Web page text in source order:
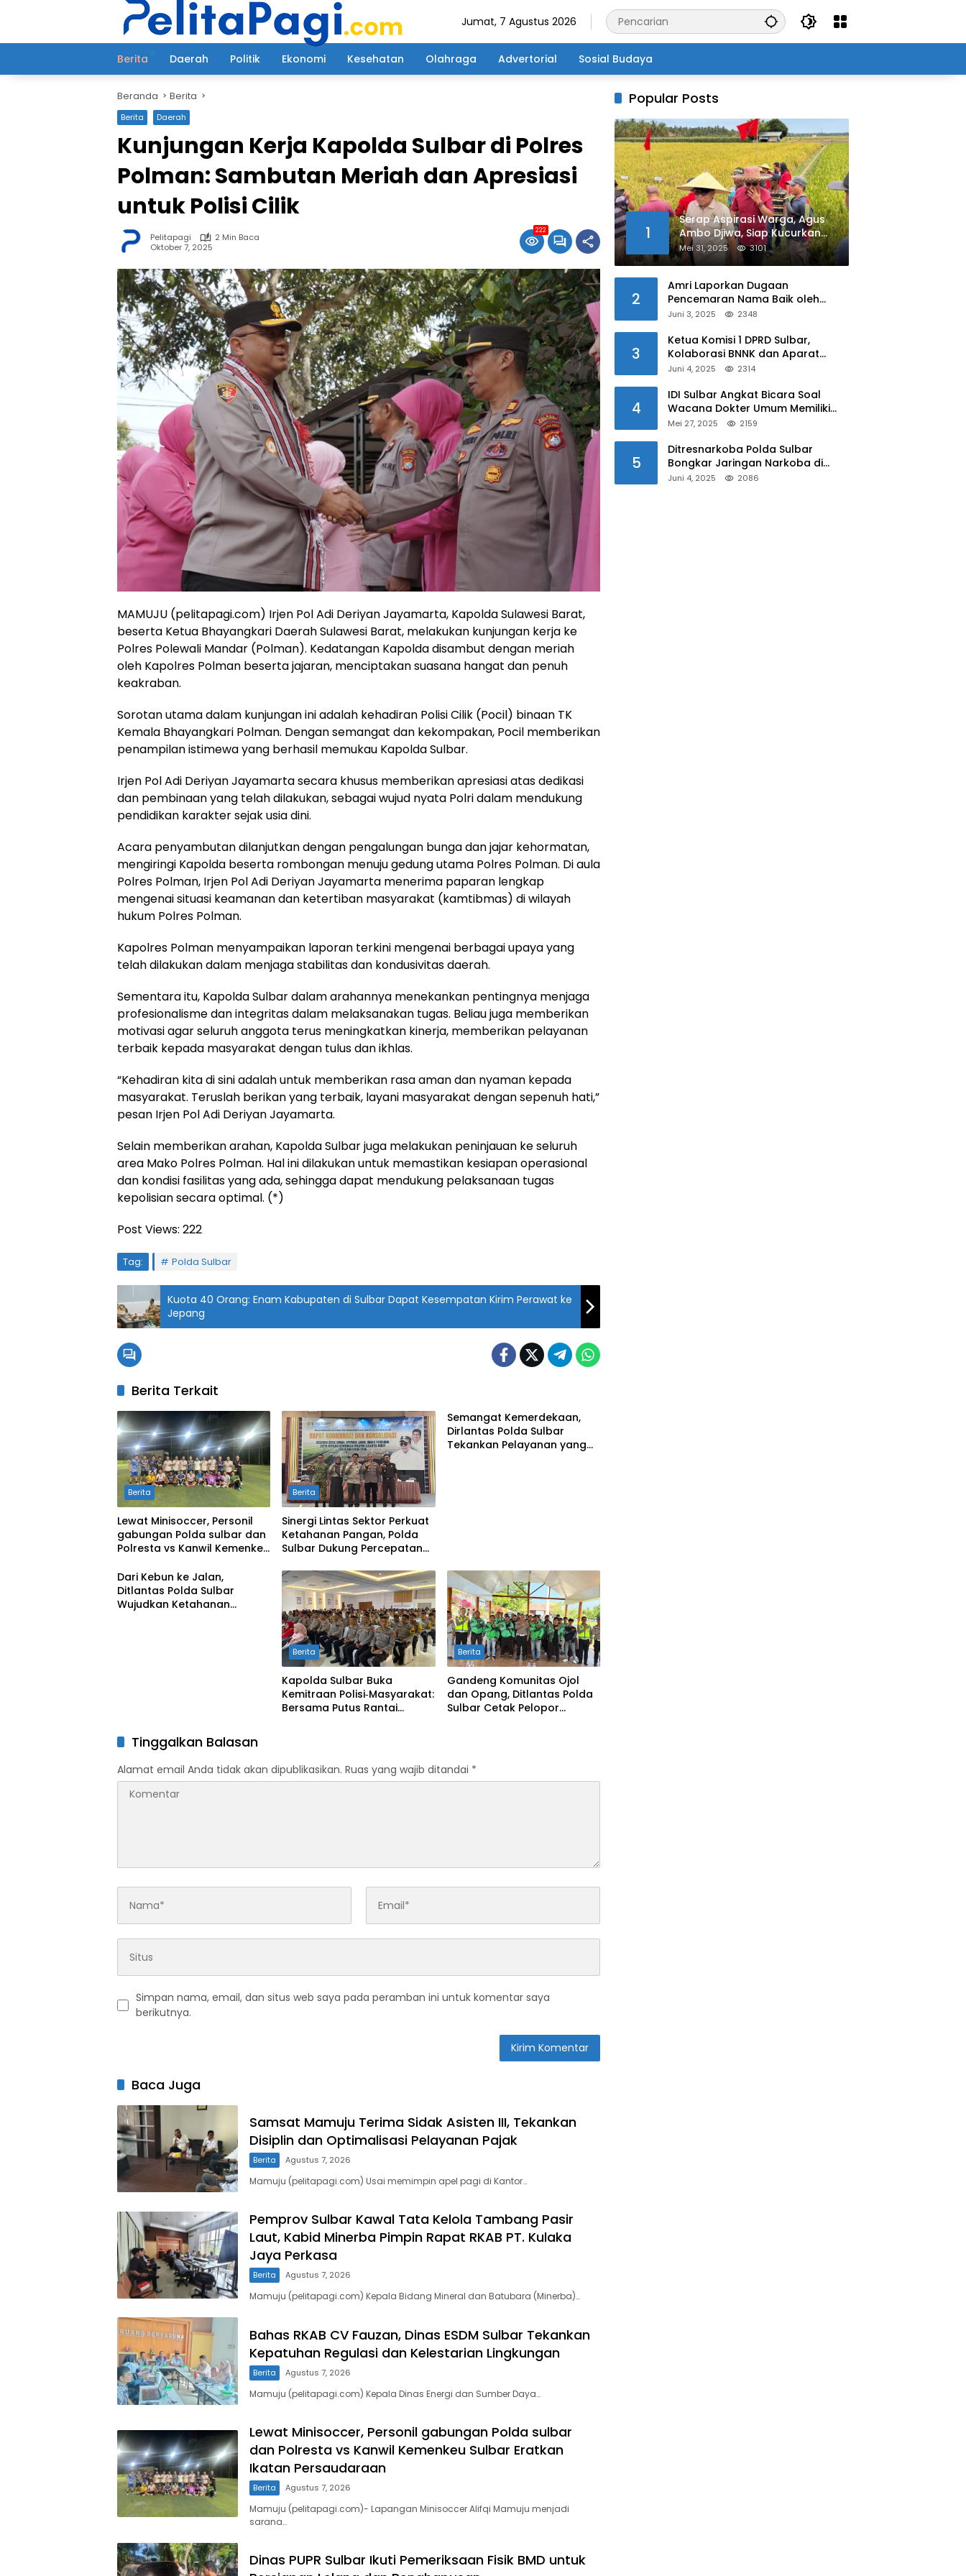
Jumat, 7 Agustus 2026
Berita Daerah Politik Ekonomi Kesehatan Olahraga Advertorial Sosial Budaya
Beranda Berita
Berita Daerah
Kunjungan Kerja Kapolda Sulbar di Polres
Polman: Sambutan Meriah dan Apresiasi
untuk Polisi Cilik
Pelitapagi
2 Min Baca
Oktober 7, 2025
222
MAMUJU (pelitapagi.com) Irjen Pol Adi Deriyan Jayamarta, Kapolda Sulawesi Barat,
beserta Ketua Bhayangkari Daerah Sulawesi Barat, melakukan kunjungan kerja ke
Polres Polewali Mandar (Polman). Kedatangan Kapolda disambut dengan meriah
oleh Kapolres Polman beserta jajaran, menciptakan suasana hangat dan penuh
keakraban.
Sorotan utama dalam kunjungan ini adalah kehadiran Polisi Cilik (Pocil) binaan TK
Kemala Bhayangkari Polman. Dengan semangat dan kekompakan, Pocil memberikan
penampilan istimewa yang berhasil memukau Kapolda Sulbar.
Irjen Pol Adi Deriyan Jayamarta secara khusus memberikan apresiasi atas dedikasi
dan pembinaan yang telah dilakukan, sebagai wujud nyata Polri dalam mendukung
pendidikan karakter sejak usia dini.
Acara penyambutan dilanjutkan dengan pengalungan bunga dan jajar kehormatan,
mengiringi Kapolda beserta rombongan menuju gedung utama Polres Polman. Di aula
Polres Polman, Irjen Pol Adi Deriyan Jayamarta menerima paparan lengkap
mengenai situasi keamanan dan ketertiban masyarakat (kamtibmas) di wilayah
hukum Polres Polman.
Kapolres Polman menyampaikan laporan terkini mengenai berbagai upaya yang
telah dilakukan dalam menjaga stabilitas dan kondusivitas daerah.
Sementara itu, Kapolda Sulbar dalam arahannya menekankan pentingnya menjaga
profesionalisme dan integritas dalam melaksanakan tugas. Beliau juga memberikan
motivasi agar seluruh anggota terus meningkatkan kinerja, memberikan pelayanan
terbaik kepada masyarakat dengan tulus dan ikhlas.
“Kehadiran kita di sini adalah untuk memberikan rasa aman dan nyaman kepada
masyarakat. Teruslah berikan yang terbaik, layani masyarakat dengan sepenuh hati,”
pesan Irjen Pol Adi Deriyan Jayamarta.
Selain memberikan arahan, Kapolda Sulbar juga melakukan peninjauan ke seluruh
area Mako Polres Polman. Hal ini dilakukan untuk memastikan kesiapan operasional
dan kondisi fasilitas yang ada, sehingga dapat mendukung pelaksanaan tugas
kepolisian secara optimal. (*)
Post Views: 222
Tag: Polda Sulbar
Kuota 40 Orang: Enam Kabupaten di Sulbar Dapat Kesempatan Kirim Perawat ke
Jepang
Berita Terkait
Berita
Lewat Minisoccer, Personil
gabungan Polda sulbar dan
Polresta vs Kanwil Kemenkeu
Persaudaraan
Berita
Sinergi Lintas Sektor Perkuat
Ketahanan Pangan, Polda
Sulbar Dukung Percepatan
Kekeringan
Semangat Kemerdekaan,
Dirlantas Polda Sulbar
Tekankan Pelayanan yang
Dari Kebun ke Jalan,
Ditlantas Polda Sulbar
Wujudkan Ketahanan
Berita
Kapolda Sulbar Buka
Kemitraan Polisi‑Masyarakat:
Bersama Putus Rantai
Berita
Gandeng Komunitas Ojol
dan Opang, Ditlantas Polda
Sulbar Cetak Pelopor
Tinggalkan Balasan
Alamat email Anda tidak akan dipublikasikan. Ruas yang wajib ditandai *
Simpan nama, email, dan situs web saya pada peramban ini untuk komentar saya
berikutnya.
Baca Juga
Samsat Mamuju Terima Sidak Asisten III, Tekankan
Disiplin dan Optimalisasi Pelayanan Pajak
Berita Agustus 7, 2026
Mamuju (pelitapagi.com) Usai memimpin apel pagi di Kantor…
Pemprov Sulbar Kawal Tata Kelola Tambang Pasir
Laut, Kabid Minerba Pimpin Rapat RKAB PT. Kulaka
Jaya Perkasa
Berita Agustus 7, 2026
Mamuju (pelitapagi.com) Kepala Bidang Mineral dan Batubara (Minerba)…
Bahas RKAB CV Fauzan, Dinas ESDM Sulbar Tekankan
Kepatuhan Regulasi dan Kelestarian Lingkungan
Berita Agustus 7, 2026
Mamuju (pelitapagi.com) Kepala Dinas Energi dan Sumber Daya…
Lewat Minisoccer, Personil gabungan Polda sulbar
dan Polresta vs Kanwil Kemenkeu Sulbar Eratkan
Ikatan Persaudaraan
Berita Agustus 7, 2026
Mamuju (pelitapagi.com)- Lapangan Minisoccer Alifqi Mamuju menjadi
sarana…
Dinas PUPR Sulbar Ikuti Pemeriksaan Fisik BMD untuk
Popular Posts
1
Serap Aspirasi Warga, Agus
Ambo Djiwa, Siap Kucurkan
Bantuan Pertanian di Kalukku
Mei 31, 2025 3101
2
Amri Laporkan Dugaan
Pencemaran Nama Baik oleh
Oknum Polisi ke Propam Polda
Juni 3, 2025 2348
3
Ketua Komisi 1 DPRD Sulbar,
Kolaborasi BNNK dan Aparat
Kepolisian Tekan Penyalahgunaan
Juni 4, 2025 2314
4
IDI Sulbar Angkat Bicara Soal
Wacana Dokter Umum Memiliki
Kewenangan Operasi Caesar
Mei 27, 2025 2159
5
Ditresnarkoba Polda Sulbar
Bongkar Jaringan Narkoba di
Mamuju, Dua Pria Ditangkap! Jejak
Juni 4, 2025 2086